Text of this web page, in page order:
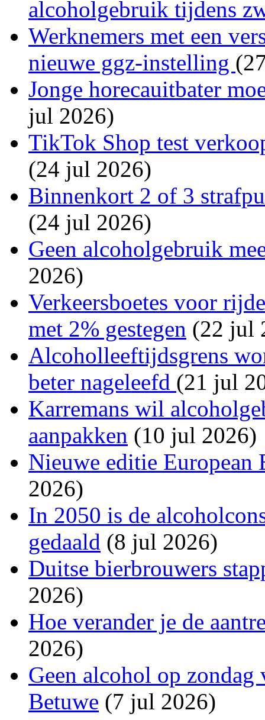
alcoholgebruik tijdens
Werknemers met een
nieuwe ggz-instelling
Jonge horecauitbater
jul 2026)
TikTok Shop test
(24 jul 2026)
Binnenkort 2 of 3
(24 jul 2026)
Geen alcoholgebruik
2026)
Verkeersboetes voor
met 2% gestegen (22 jul
Alcoholleeftijdsgrens
beter nageleefd (21 jul
Karremans wil
aanpakken (10 jul 2026)
Nieuwe editie European
2026)
In 2050 is de
gedaald (8 jul 2026)
Duitse bierbrouwers
2026)
Hoe verander je de
2026)
Geen alcohol op
Betuwe (7 jul 2026)